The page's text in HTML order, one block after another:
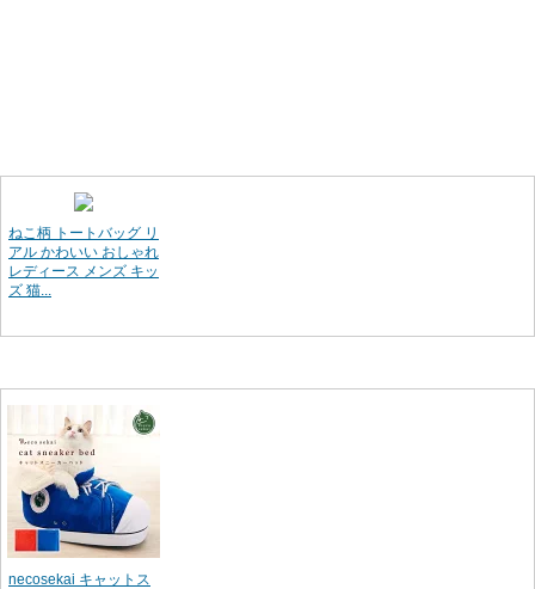
ねこ柄 トートバッグ リ
アル かわいい おしゃれ
レディース メンズ キッ
ズ 猫...
necosekai キャットス